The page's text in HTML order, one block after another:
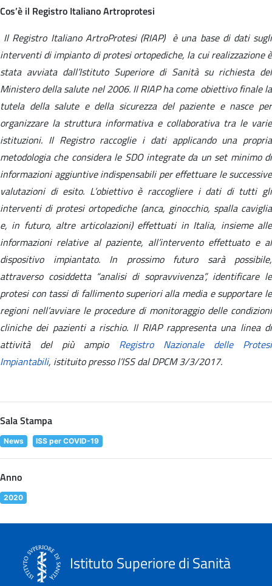
Cos’è il Registro Italiano Artroprotesi
Il Registro Italiano ArtroProtesi (RIAP) è una base di dati sugli
interventi di impianto di protesi ortopediche, la cui realizzazione è
stata avviata dall’Istituto Superiore di Sanità su richiesta del
Ministero della salute nel 2006. Il RIAP ha come obiettivo finale la
tutela della salute e della sicurezza del paziente e nasce per
organizzare la struttura informativa e collaborativa tra le varie
istituzioni. Il Registro raccoglie i dati applicando una propria
metodologia che considera le SDO integrate da un set minimo di
informazioni aggiuntive indispensabili per effettuare le successive
valutazioni di esito. L’obiettivo è raccogliere i dati di tutti gli
interventi di protesi ortopediche (anca, ginocchio, spalla caviglia
e, in futuro, altre articolazioni) effettuati in Italia, insieme alle
informazioni relative al paziente, all’intervento effettuato e al
dispositivo impiantato. In prossimo futuro sarà possibile,
attraverso cosiddetta “analisi di sopravvivenza”, identificare le
protesi con tassi di fallimento superiori alla media e supportare le
regioni nell’avviare le procedure di monitoraggio delle condizioni
cliniche dei pazienti a rischio. Il RIAP rappresenta una linea di
attività del più ampio
Registro Nazionale delle Protesi
Impiantabili, istituito presso l’ISS dal DPCM 3/3/2017.
Sala Stampa
News ISS per COVID-19
Anno
2020
Istituto Superiore di Sanità